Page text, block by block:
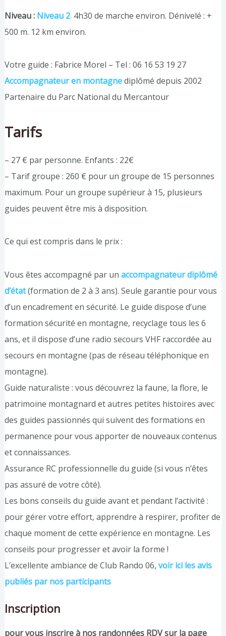
Niveau : Niveau 2. 4h30 de marche environ. Dénivelé : +
500 m. 12 km environ.
Votre guide : Fabrice Morel – Tel : 06 16 53 19 27
Accompagnateur en montagnediplômé depuis 2002
Partenaire du Parc National du Mercantour
Tarifs
– 27 € par personne. Enfants : 22€
– Tarif groupe : 260 € pour un groupe de 15 personnes
maximum. Pour un groupe supérieur à 15, plusieurs
guides peuvent être mis à disposition.
Ce qui est compris dans le prix :
Vous êtes accompagné par un accompagnateur diplômé
d’état(formation de 2 à 3 ans). Seule garantie pour vous
d’un encadrement en sécurité. Le guide dispose d’une
formation sécurité en montagne, recyclage tous les 6
ans, et il dispose d’une radio secours VHF raccordée au
secours en montagne (pas de réseau téléphonique en
montagne).
Guide naturaliste : vous découvrez la faune, la flore, le
patrimoine montagnard et autres petites histoires avec
des guides passionnés qui suivent des formations en
permanence pour vous apporter de nouveaux contenus
et connaissances.
Assurance RC professionnelle du guide (si vous n’êtes
pas assuré de votre côté).
Les bons conseils du guide avant et pendant l’activité :
pour gérer votre effort, apprendre à respirer, profiter de
chaque moment de cette expérience en montagne. Les
conseils pour progresser et avoir la forme !
L’excellente ambiance de Club Rando 06, voir ici les avis
publiés par nos participants
Inscription
pour vous inscrire à nos randonnées RDV sur la page